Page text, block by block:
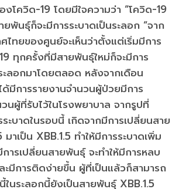
งโควิด-19 โดยมีใจความว่า “โควิด-19
ยพันธุ์ก็จะมีการระบาดเป็นระลอก “จาก
ศไทยของศูนย์จะเห็นว่าตั้งแต่เริ่มมีการ
ทุกครั้งที่มีสายพันธุ์ใหม่ก็จะมีการ
ะลอกมาโดยตลอด หลังจากเดือน
มีการรายงานจำนวนผู้ป่วยมีการ
วนผู้ที่รับไว้ในโรงพยาบาล จากรูปที่
ระบาดในรอบนี้ เกิดจากมีการเปลี่ยนสาย
าเป็น XBB.1.5 ทำให้มีการระบาดเพิ่ม
ารเปลี่ยนสายพันธุ์ จะทำให้มีการหลบ
มีการติดง่ายขึ้น ผู้ที่เป็นแล้วก็สามารถ
นระลอกนี้ยังเป็นสายพันธุ์ XBB.1.5